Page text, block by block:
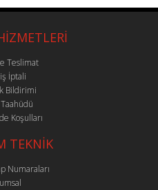
Teslimat
İptali
Bildirimi
Koşulları
TEKNİK
Numaraları